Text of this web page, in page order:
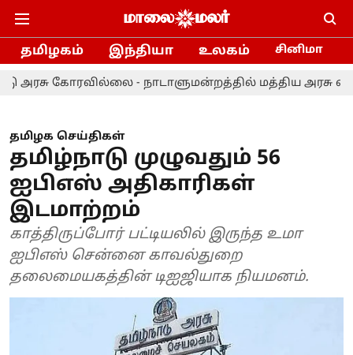
தமிழகம் இந்தியா உலகம் சினிமா
- நாடாளுமன்றத்தில் மத்திய அரசு விளக்கம்!
தமிழக செய்திகள்
தமிழ்நாடு முழுவதும் 56
ஐபிஎஸ் அதிகாரிகள்
இடமாற்றம்
காத்திருப்போர் பட்டியலில் இருந்த உமா
ஐபிஎஸ் சென்னை காவல்துறை
தலைமையகத்தின் டிஐஜியாக நியமனம்.